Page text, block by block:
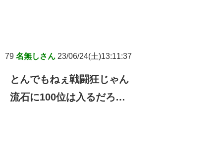
79 名無しさん 23/06/24(土)13:11:37
とんでもねぇ戦闘狂じゃん
流石に100位は入るだろ…